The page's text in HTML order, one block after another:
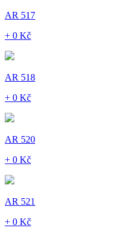
AR 517
+ 0 Kč
AR 518
+ 0 Kč
AR 520
+ 0 Kč
AR 521
+ 0 Kč